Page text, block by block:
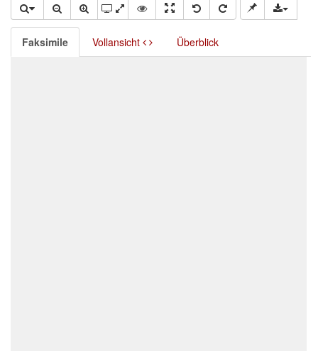
Faksimile Vollansicht Überblick